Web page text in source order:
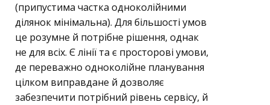
(припустима частка одноколійними
ділянок мінімальна). Для більшості умов
це розумне й потрібне рішення, однак
не для всіх. Є лінії та є просторові умови,
де переважно одноколійне планування
цілком виправдане й дозволяє
забезпечити потрібний рівень сервісу, й